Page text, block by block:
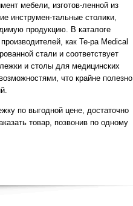
мебели, изготов-ленной из
инструмен-тальные столики,
продукцию. В каталоге
как Te-pa Medical
стали и соответствует
и столы для медицинских
что крайне полезно
по выгодной цене, достаточно
товар, позвонив по одному